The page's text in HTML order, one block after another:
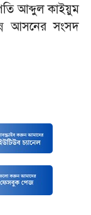
আব্দুল কাইয়ুম
আসনের সংসদ